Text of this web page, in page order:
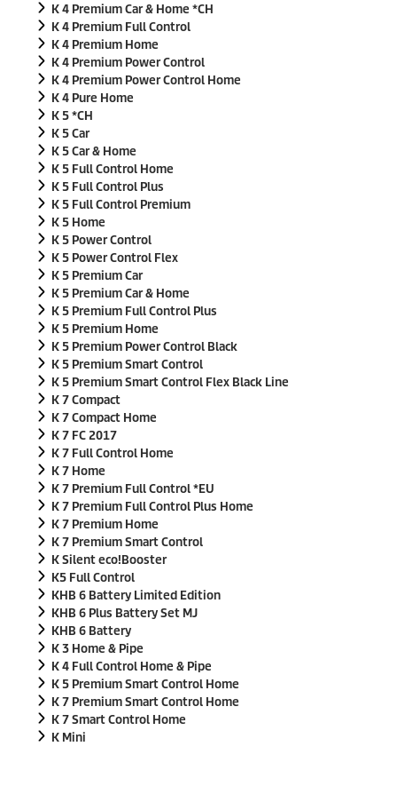
K 4 Premium Car & Home *CH
K 4 Premium Full Control
K 4 Premium Home
K 4 Premium Power Control
K 4 Premium Power Control Home
K 4 Pure Home
K 5 *CH
K 5 Car
K 5 Car & Home
K 5 Full Control Home
K 5 Full Control Plus
K 5 Full Control Premium
K 5 Home
K 5 Power Control
K 5 Power Control Flex
K 5 Premium Car
K 5 Premium Car & Home
K 5 Premium Full Control Plus
K 5 Premium Home
K 5 Premium Power Control Black
K 5 Premium Smart Control
K 5 Premium Smart Control Flex Black Line
K 7 Compact
K 7 Compact Home
K 7 FC 2017
K 7 Full Control Home
K 7 Home
K 7 Premium Full Control *EU
K 7 Premium Full Control Plus Home
K 7 Premium Home
K 7 Premium Smart Control
K Silenteco!Booster
K5 Full Control
KHB 6 Battery Limited Edition
KHB 6 Plus Battery Set MJ
KHB 6 Battery
K 3 Home & Pipe
K 4 Full Control Home & Pipe
K 5 Premium Smart Control Home
K 7 Premium Smart Control Home
K 7 Smart Control Home
K Mini